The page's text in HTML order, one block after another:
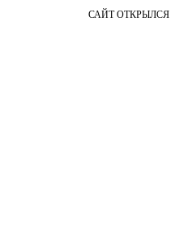
САЙТ ОТКРЫЛСЯ